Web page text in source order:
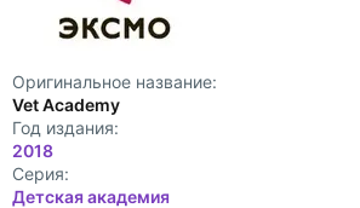
Оригинальное название:
Vet Academy
Год издания:
2018
Cерия:
Детская академия